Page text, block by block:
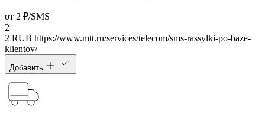
от 2 ₽/SMS
2
2 RUB https://www.mtt.ru/services/telecom/sms-rassylki-po-baze-
klientov/
Добавить